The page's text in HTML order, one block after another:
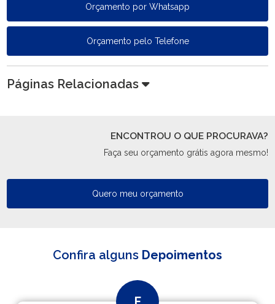
Orçamento por Whatsapp
Orçamento pelo Telefone
Páginas Relacionadas
ENCONTROU O QUE PROCURAVA?
Faça seu orçamento grátis agora mesmo!
Quero meu orçamento
Confira alguns Depoimentos